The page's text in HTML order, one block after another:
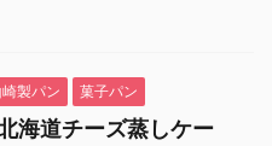
崎製パン 菓子パン
海道チーズ蒸しケー